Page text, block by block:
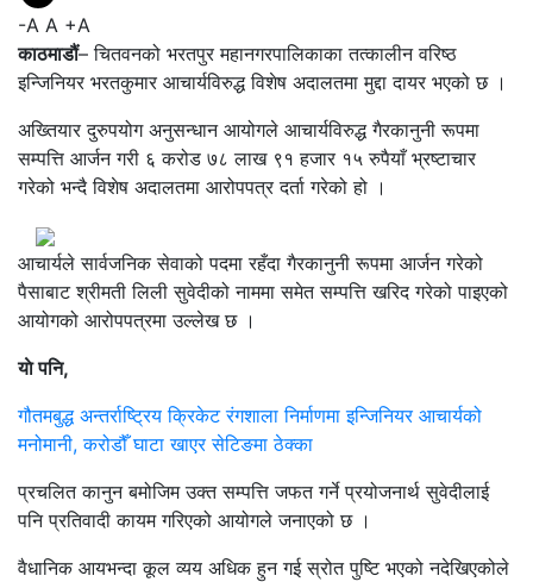
-A A +A
काठमाडौं– चितवनको भरतपुर महानगरपालिकाका तत्कालीन वरिष्ठ
इन्जिनियर भरतकुमार आचार्यविरुद्ध विशेष अदालतमा मुद्दा दायर भएको छ ।
अख्तियार दुरुपयोग अनुसन्धान आयोगले आचार्यविरुद्ध गैरकानुनी रूपमा
सम्पत्ति आर्जन गरी ६ करोड ७८ लाख ९१ हजार १५ रुपैयाँ भ्रष्टाचार
गरेको भन्दै विशेष अदालतमा आरोपपत्र दर्ता गरेको हो ।
आचार्यले सार्वजनिक सेवाको पदमा रहँदा गैरकानुनी रूपमा आर्जन गरेको
पैसाबाट श्रीमती लिली सुवेदीको नाममा समेत सम्पत्ति खरिद गरेको पाइएको
आयोगको आरोपपत्रमा उल्लेख छ ।
याे पनि,
गौतमबुद्ध अन्तर्राष्ट्रिय क्रिकेट रंगशाला निर्माणमा इन्जिनियर आचार्यको
मनोमानी, करोडौँ घाटा खाएर सेटिङमा ठेक्का
प्रचलित कानुन बमोजिम उक्त सम्पत्ति जफत गर्ने प्रयोजनार्थ सुवेदीलाई
पनि प्रतिवादी कायम गरिएको आयोगले जनाएको छ ।
वैधानिक आयभन्दा कूल व्यय अधिक हुन गई स्रोत पुष्टि भएको नदेखिएकोले